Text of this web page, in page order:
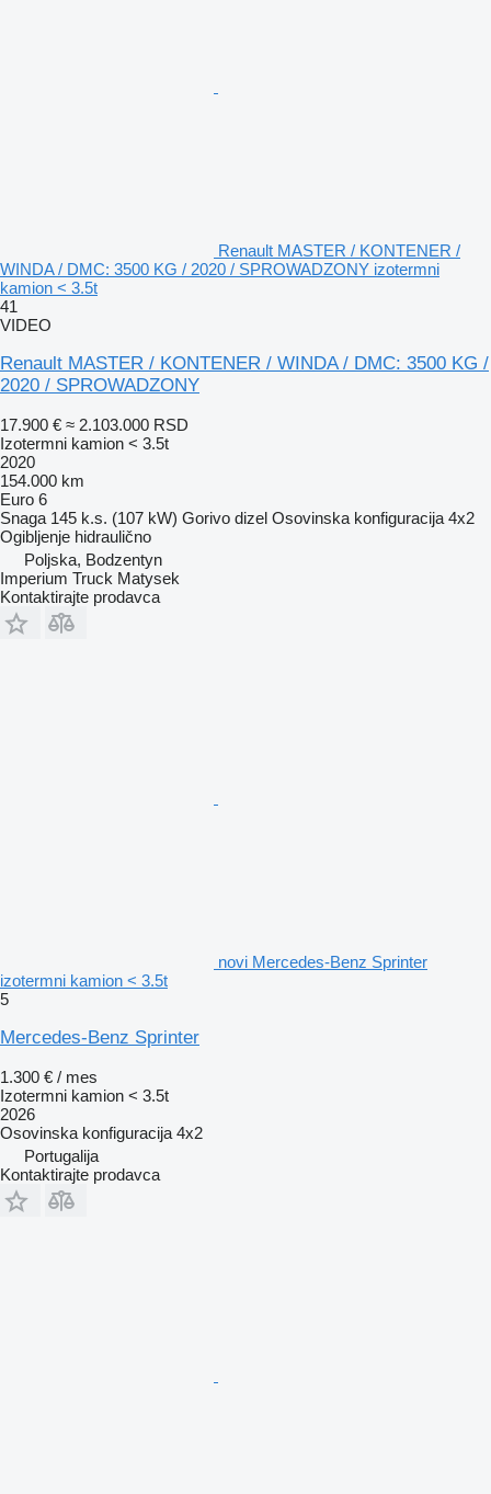
Renault MASTER / KONTENER /
WINDA / DMC: 3500 KG / 2020 / SPROWADZONY izotermni
kamion < 3.5t
41
VIDEO
Renault MASTER / KONTENER / WINDA / DMC: 3500 KG /
2020 / SPROWADZONY
17.900 € ≈ 2.103.000 RSD
Izotermni kamion < 3.5t
2020
154.000 km
Euro 6
Snaga 145 k.s. (107 kW) Gorivo dizel Osovinska konfiguracija 4x2
Ogibljenje hidraulično
Poljska, Bodzentyn
Imperium Truck Matysek
Kontaktirajte prodavca
novi Mercedes-Benz Sprinter
izotermni kamion < 3.5t
5
Mercedes-Benz Sprinter
1.300 € / mes
Izotermni kamion < 3.5t
2026
Osovinska konfiguracija 4x2
Portugalija
Kontaktirajte prodavca